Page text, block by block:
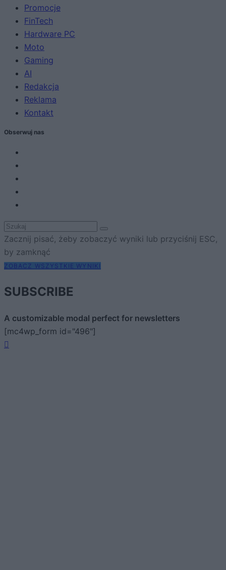
Promocje
FinTech
Hardware PC
Moto
Gaming
AI
Redakcja
Reklama
Kontakt
Obserwuj nas
Zacznij pisać, żeby zobaczyć wyniki lub przyciśnij ESC,
by zamknąć
ZOBACZ WSZYSTKIE WYNIKI
SUBSCRIBE
A customizable modal perfect for newsletters
[mc4wp_form id="496"]